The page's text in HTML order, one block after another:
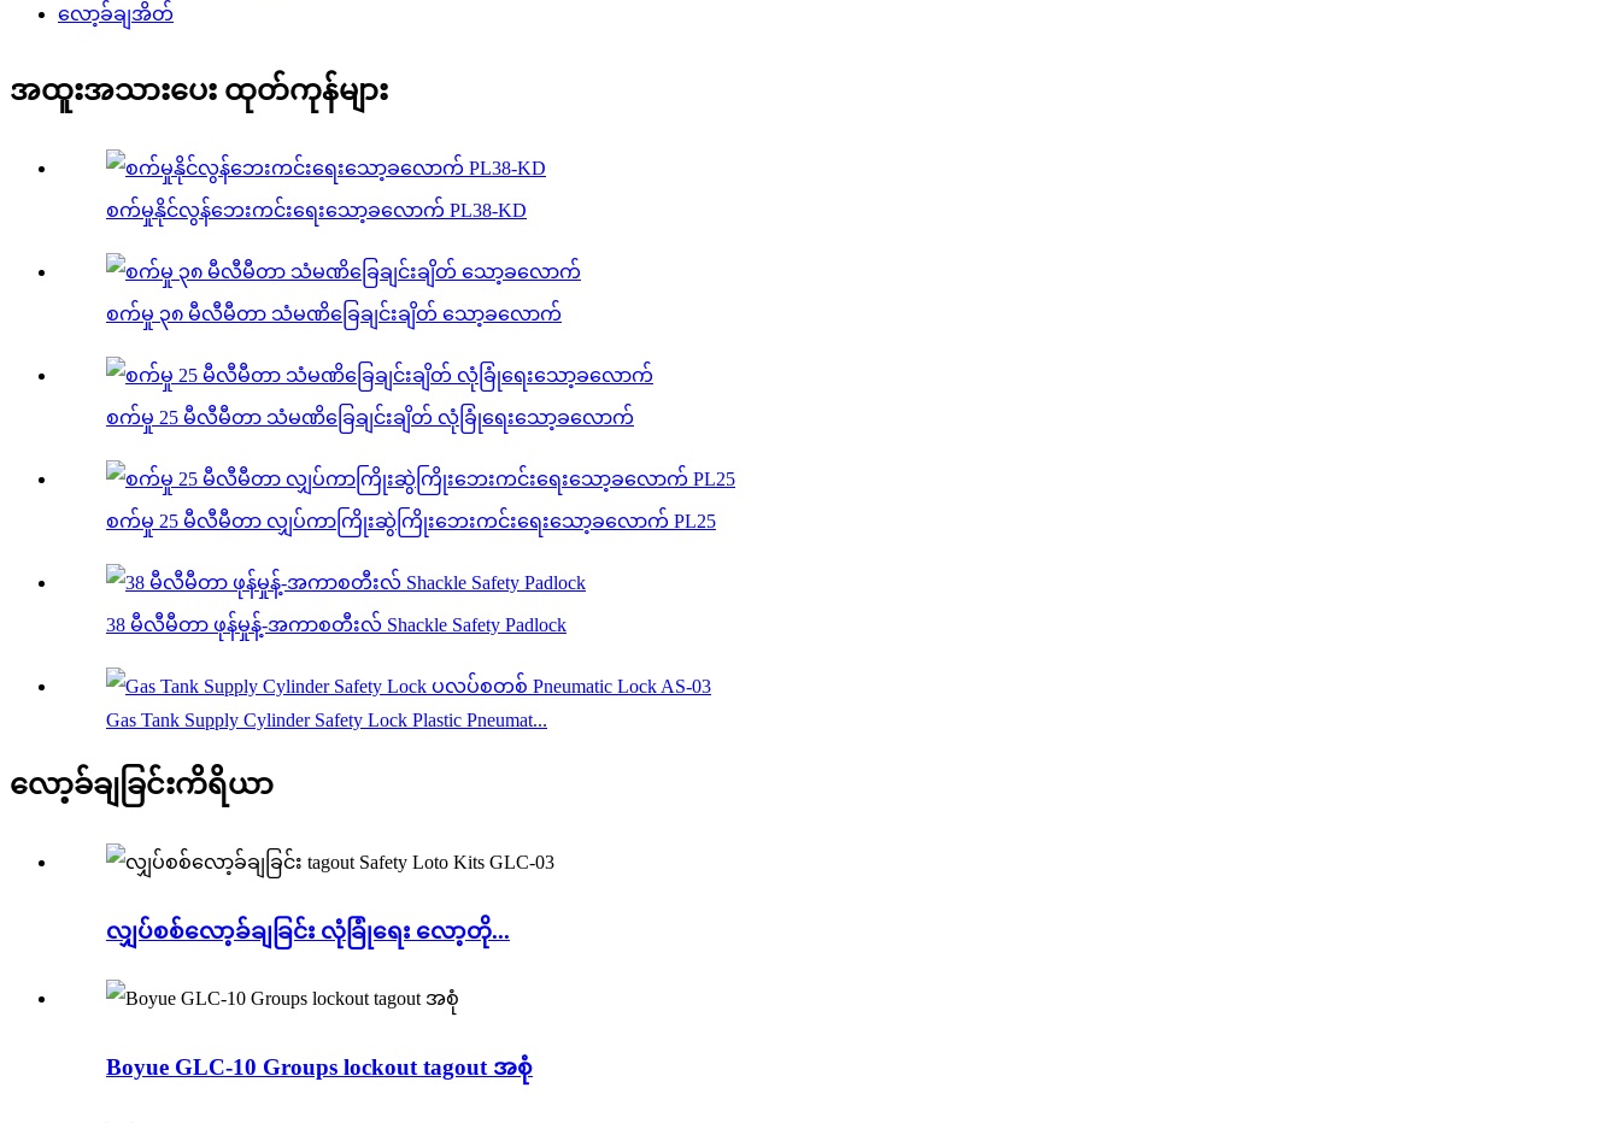
လော့ခ်ချအိတ်
အထူးအသားပေး ထုတ်ကုန်များ
စက်မှုနိုင်လွန်ဘေးကင်းရေးသော့ခလောက် PL38-KD
စက်မှု ၃၈ မီလီမီတာ သံမဏိခြေချင်းချိတ် သော့ခလောက်
စက်မှု 25 မီလီမီတာ သံမဏိခြေချင်းချိတ် လုံခြုံရေးသော့ခလောက်
စက်မှု 25 မီလီမီတာ လျှပ်ကာကြိုးဆွဲကြိုးဘေးကင်းရေးသော့ခလောက် PL25
38 မီလီမီတာ ဖုန်မှုန့်-အကာစတီးလ် Shackle Safety Padlock
Gas Tank Supply Cylinder Safety Lock Plastic Pneumat...
လော့ခ်ချခြင်းကိရိယာ
လျှပ်စစ်လော့ခ်ချခြင်း လုံခြုံရေး လော့တို...
Boyue GLC-10 Groups lockout tagout အစုံ